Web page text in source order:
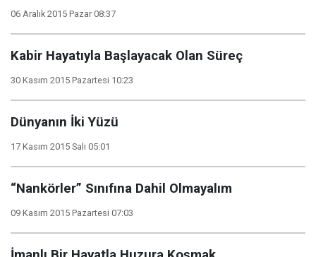
06 Aralık 2015 Pazar 08:37
Kabir Hayatıyla Başlayacak Olan Süreç
30 Kasım 2015 Pazartesi 10:23
Dünyanın İki Yüzü
17 Kasım 2015 Salı 05:01
“Nankörler” Sınıfına Dahil Olmayalım
09 Kasım 2015 Pazartesi 07:03